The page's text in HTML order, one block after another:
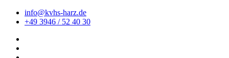
info@kvhs-harz.de
+49 3946 / 52 40 30